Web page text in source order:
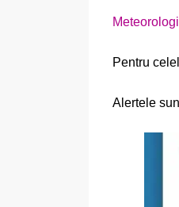
Pentru
Alertele